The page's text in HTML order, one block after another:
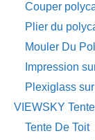
Couper
Plier du
Mouler Du
Impression
Plexiglass
VIEWSKY
Tente De Toit